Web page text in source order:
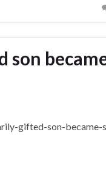
gifted-son-became-